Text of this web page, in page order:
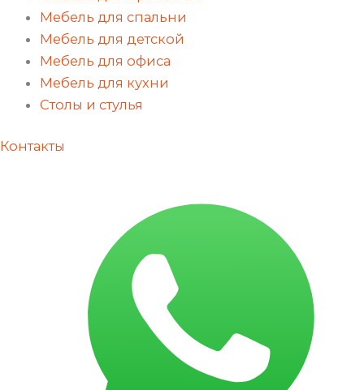
Мебель для спальни
Мебель для детской
Мебель для офиса
Мебель для кухни
Столы и стулья
Контакты